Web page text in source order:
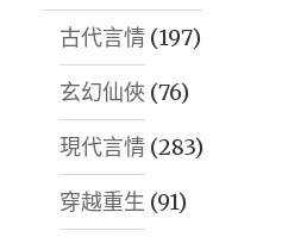
古代言情 (197)
玄幻仙俠 (76)
現代言情 (283)
穿越重生 (91)